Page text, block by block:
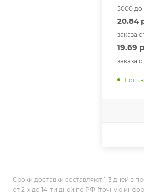
5000 до
20.84
заказа
19.69
заказа
Есть
Сроки доставки составляют 1-3 дней в
от 2-х до 14-ти дней по РФ (точную